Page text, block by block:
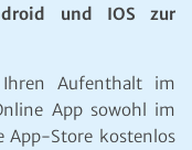
und IOS zur
Aufenthalt im
App sowohl im
App-Store kostenlos